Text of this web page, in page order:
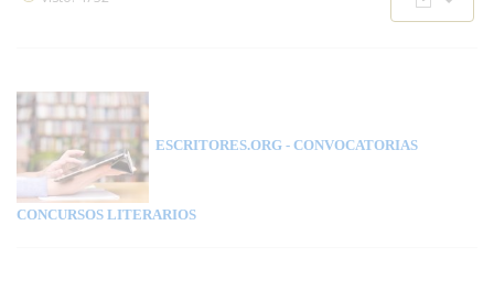
ESCRITORES.ORG - CONVOCATORIAS
CONCURSOS LITERARIOS